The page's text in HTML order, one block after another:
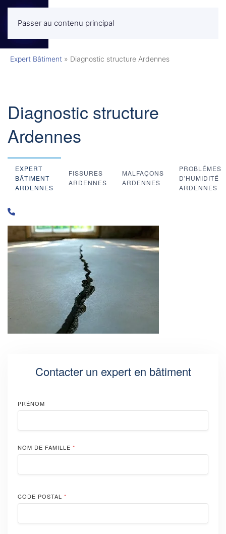
Passer au contenu principalMENU
Expert Bâtiment » Diagnostic structure Ardennes
Diagnostic structure
Ardennes
EXPERT
BÂTIMENT
ARDENNES
FISSURES
ARDENNES
MALFAÇONS
ARDENNES
PROBLÉMES
D'HUMIDITÉ
ARDENNES
Contacter un expert en bâtiment
PRÉNOM
NOM DE FAMILLE *
CODE POSTAL *